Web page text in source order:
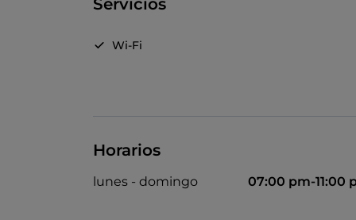
Servicios
Wi-Fi
Horarios
lunes - domingo 07:00 pm-11:00